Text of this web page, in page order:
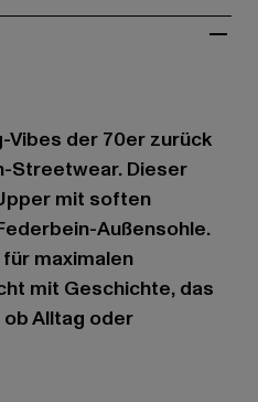
Vibes der 70er zurück
Streetwear. Dieser
mit soften
Außensohle.
maximalen
mit Geschichte, das
Alltag oder